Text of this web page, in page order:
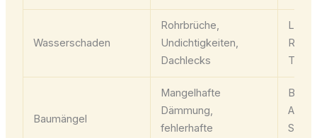
Wasserschaden
Rohrbrüche,
Undichtigkeiten,
Dachlecks
Baumängel
Mangelhafte
Dämmung,
fehlerhafte